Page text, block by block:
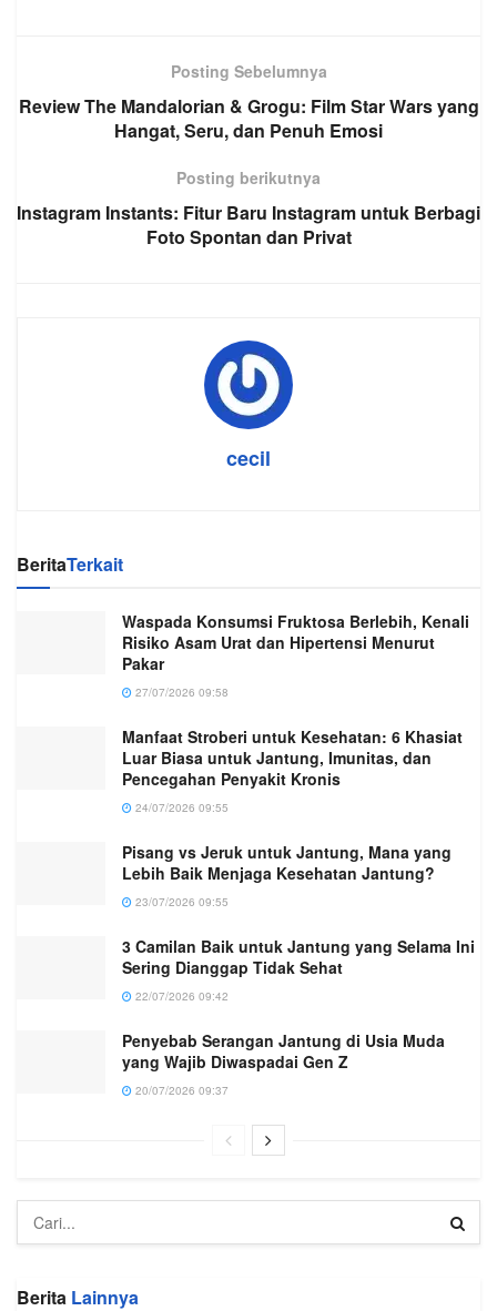
Posting Sebelumnya
Review The Mandalorian & Grogu: Film Star Wars yang
Hangat, Seru, dan Penuh Emosi
Posting berikutnya
Instagram Instants: Fitur Baru Instagram untuk Berbagi
Foto Spontan dan Privat
cecil
BeritaTerkait
Waspada Konsumsi Fruktosa Berlebih, Kenali
Risiko Asam Urat dan Hipertensi Menurut
Pakar
27/07/2026 09:58
Manfaat Stroberi untuk Kesehatan: 6 Khasiat
Luar Biasa untuk Jantung, Imunitas, dan
Pencegahan Penyakit Kronis
24/07/2026 09:55
Pisang vs Jeruk untuk Jantung, Mana yang
Lebih Baik Menjaga Kesehatan Jantung?
23/07/2026 09:55
3 Camilan Baik untuk Jantung yang Selama Ini
Sering Dianggap Tidak Sehat
22/07/2026 09:42
Penyebab Serangan Jantung di Usia Muda
yang Wajib Diwaspadai Gen Z
20/07/2026 09:37
Berita Lainnya